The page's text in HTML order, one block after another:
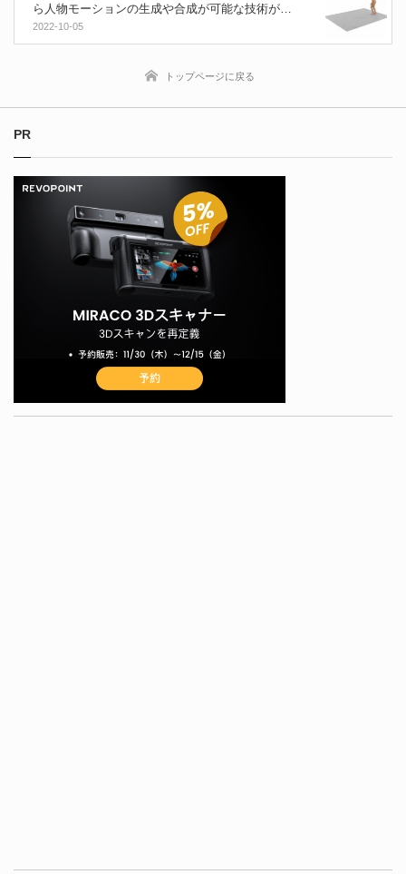
ら人物モーションの生成や合成が可能な技術が登
場！
2022-10-05
トップページに戻る
PR